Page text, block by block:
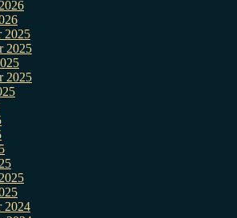
2025
2025
2025
2024